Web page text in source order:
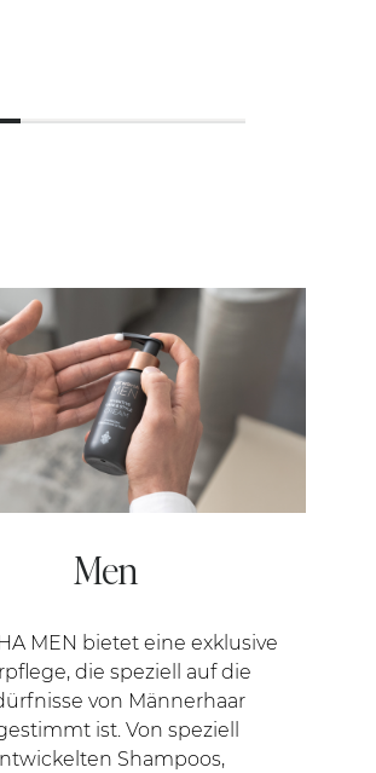
Men
MEN bietet eine exklusive
die speziell auf die
von Männerhaar
ist. Von speziell
Shampoos,